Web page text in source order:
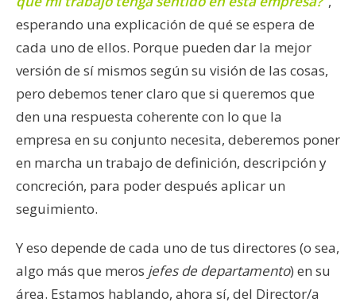
esperando una explicación de qué se espera de
cada uno de ellos. Porque pueden dar la mejor
versión de sí mismos según su visión de las cosas,
pero debemos tener claro que si queremos que
den una respuesta coherente con lo que la
empresa en su conjunto necesita, deberemos poner
en marcha un trabajo de definición, descripción y
concreción, para poder después aplicar un
seguimiento.
Y eso depende de cada uno de tus directores (o sea,
algo más que meros jefes de departamento) en su
área. Estamos hablando, ahora sí, del Director/a